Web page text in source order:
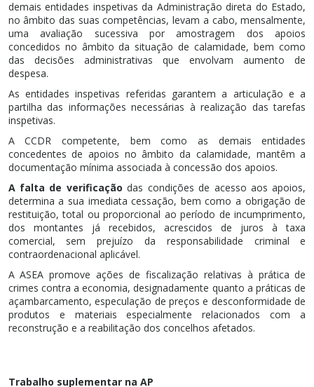
demais entidades inspetivas da Administração direta do Estado,
no âmbito das suas competências, levam a cabo, mensalmente,
uma avaliação sucessiva por amostragem dos apoios
concedidos no âmbito da situação de calamidade, bem como
das decisões administrativas que envolvam aumento de
despesa.
As entidades inspetivas referidas garantem a articulação e a
partilha das informações necessárias à realização das tarefas
inspetivas.
A CCDR competente, bem como as demais entidades
concedentes de apoios no âmbito da calamidade, mantêm a
documentação mínima associada à concessão dos apoios.
A falta de verificação das condições de acesso aos apoios,
determina a sua imediata cessação, bem como a obrigação de
restituição, total ou proporcional ao período de incumprimento,
dos montantes já recebidos, acrescidos de juros à taxa
comercial, sem prejuízo da responsabilidade criminal e
contraordenacional aplicável.
A ASEA promove ações de fiscalização relativas à prática de
crimes contra a economia, designadamente quanto a práticas de
açambarcamento, especulação de preços e desconformidade de
produtos e materiais especialmente relacionados com a
reconstrução e a reabilitação dos concelhos afetados.
Trabalho suplementar na AP